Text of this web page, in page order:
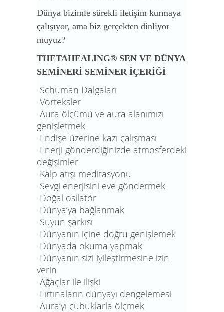
Dünya bizimle sürekli iletişim kurmaya
çalışıyor, ama biz gerçekten dinliyor
muyuz?
THETAHEALING® SEN VE DÜNYA
SEMİNERİ SEMİNER İÇERİĞİ
-Schuman Dalgaları
-Vorteksler
-Aura ölçümü ve aura alanımızı
genişletmek
-Endişe üzerine kazı çalışması
-Enerji gönderdiğinizde atmosferdeki
değişimler
-Kalp atışı meditasyonu
-Sevgi enerjisini eve göndermek
-Doğal osilatör
-Dünya’ya bağlanmak
-Suyun şarkısı
-Dünyanın içine doğru genişlemek
-Dünyada okuma yapmak
-Dünyanın sizi iyileştirmesine izin
verin
-Ağaçlar ile ilişki
-Fırtınaların dünyayı dengelemesi
-Aura’yı çubuklarla ölçmek